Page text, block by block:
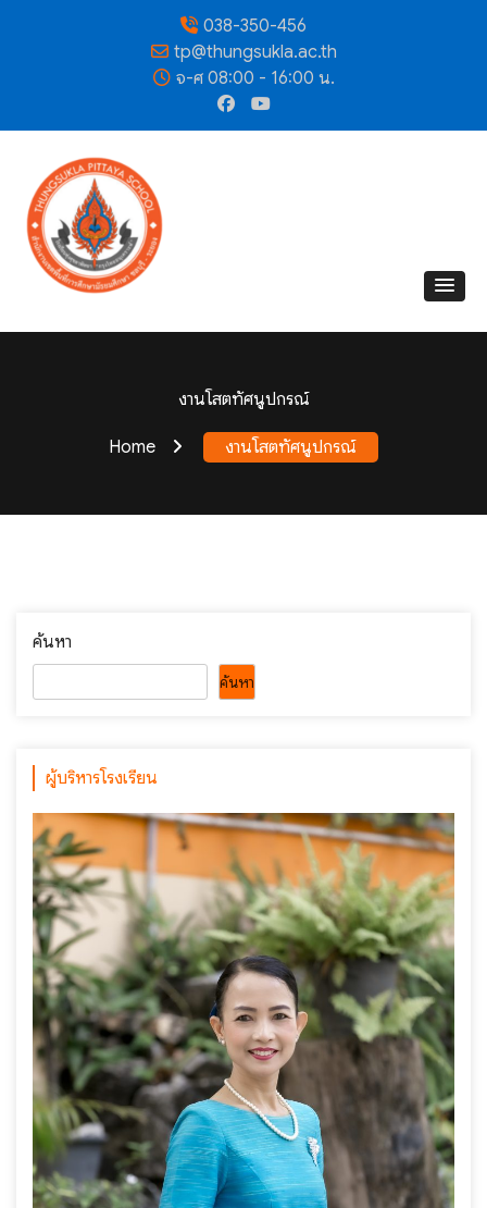
038-350-456
tp@thungsukla.ac.th
จ-ศ 08:00 - 16:00 น.
งานโสตทัศนูปกรณ์
Home งานโสตทัศนูปกรณ์
ค้นหา
ค้นหา
ผู้บริหารโรงเรียน